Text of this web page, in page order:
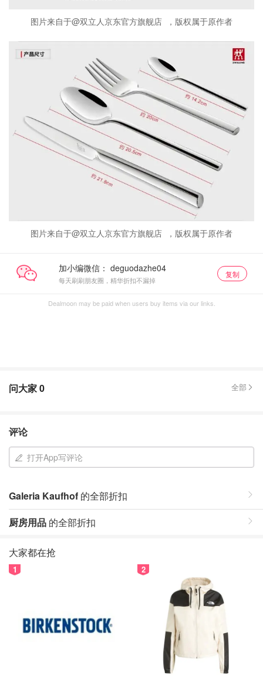
图片来自于@双立人京东官方旗舰店 ，版权属于原作者
图片来自于@双立人京东官方旗舰店 ，版权属于原作者
加小编微信：
每天刷刷朋友圈，精华折扣不漏掉
复制
Dealmoon may be paid when users buy items via our links.
问大家0 全部
评论
打开App写评论
Galeria Kaufhof 的全部折扣
厨房用品 的全部折扣
大家都在抢
1 2